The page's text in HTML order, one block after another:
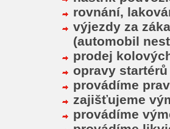
rovnání,
výjezdy za
(automobil
prodej
opravy
provádíme
zajišťujeme
provádíme